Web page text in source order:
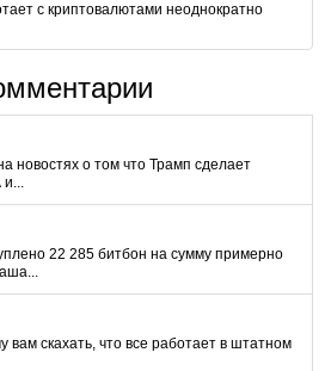
с криптовалютами неоднократно
новостях о том что Трамп сделает
и...
22 285 битбон на сумму примерно
вам скахать, что все работает в штатном